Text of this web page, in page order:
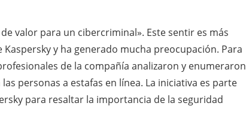
valor para un cibercriminal». Este sentir es más
y ha generado mucha preocupación. Para
de la compañía analizaron y enumeraron
personas a estafas en línea. La iniciativa es parte
para resaltar la importancia de la seguridad